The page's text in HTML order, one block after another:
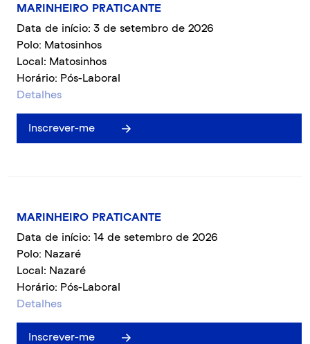
MARINHEIRO PRATICANTE
Data de início: 3 de setembro de 2026
Polo: Matosinhos
Local: Matosinhos
Horário: Pós-Laboral
Detalhes
Inscrever-me
MARINHEIRO PRATICANTE
Data de início: 14 de setembro de 2026
Polo: Nazaré
Local: Nazaré
Horário: Pós-Laboral
Detalhes
Inscrever-me